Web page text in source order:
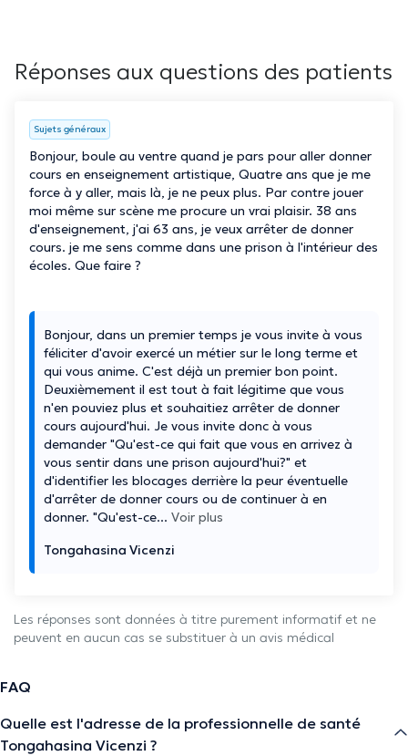
Réponses aux questions des patients
Sujets généraux
Bonjour, boule au ventre quand je pars pour aller donner
cours en enseignement artistique, Quatre ans que je me
force à y aller, mais là, je ne peux plus. Par contre jouer
moi même sur scène me procure un vrai plaisir. 38 ans
d'enseignement, j'ai 63 ans, je veux arrêter de donner
cours. je me sens comme dans une prison à l'intérieur des
écoles. Que faire ?
Bonjour, dans un premier temps je vous invite à vous
féliciter d'avoir exercé un métier sur le long terme et
qui vous anime. C'est déjà un premier bon point.
Deuxièmement il est tout à fait légitime que vous
n'en pouviez plus et souhaitiez arrêter de donner
cours aujourd'hui. Je vous invite donc à vous
demander "Qu'est-ce qui fait que vous en arrivez à
vous sentir dans une prison aujourd'hui?" et
d'identifier les blocages derrière la peur éventuelle
d'arrêter de donner cours ou de continuer à en
donner. "Qu'est-ce... Voir plus
Tongahasina Vicenzi
Les réponses sont données à titre purement informatif et ne
peuvent en aucun cas se substituer à un avis médical
FAQ
Quelle est l'adresse de la professionnelle de santé
Tongahasina Vicenzi ?